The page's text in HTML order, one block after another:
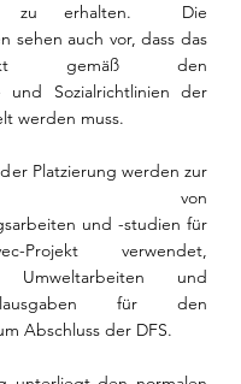
zu erhalten.  Die
sehen auch vor, dass das
gemäß den
und Sozialrichtlinien der
werden muss.
Platzierung werden zur
von
und -studien für
Projekt verwendet,
Umweltarbeiten und
für den
Abschluss der DFS.